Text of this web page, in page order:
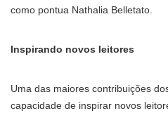
como pontua Nathalia Belletato.
Inspirando novos leitores
Uma das maiores contribuições
capacidade de inspirar novos